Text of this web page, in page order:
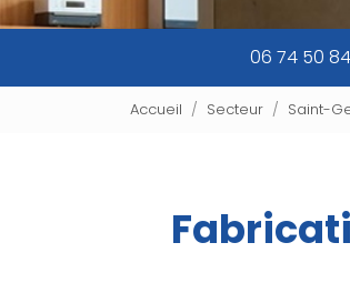
06 74 50
Accueil Secteur Saint-